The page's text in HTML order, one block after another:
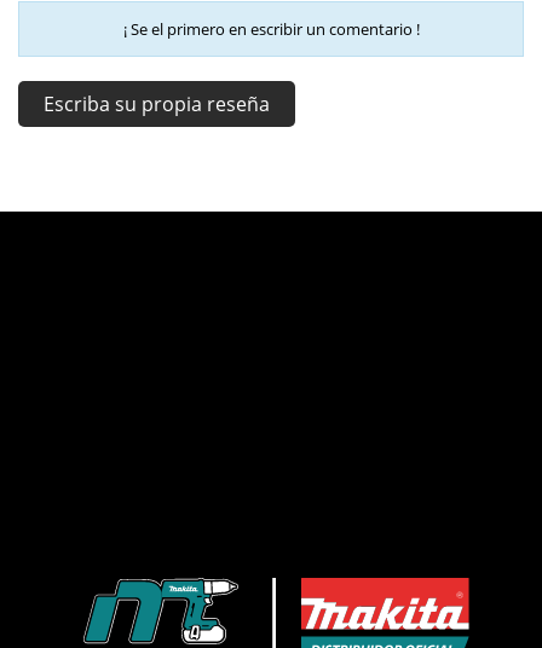
¡ Se el primero en escribir un comentario !
Escriba su propia reseña